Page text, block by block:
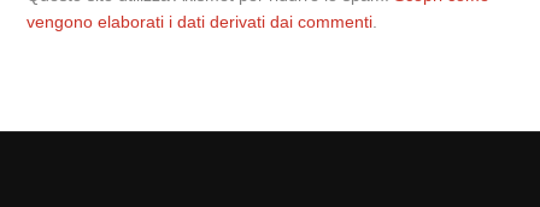
vengono elaborati i dati derivati dai commenti